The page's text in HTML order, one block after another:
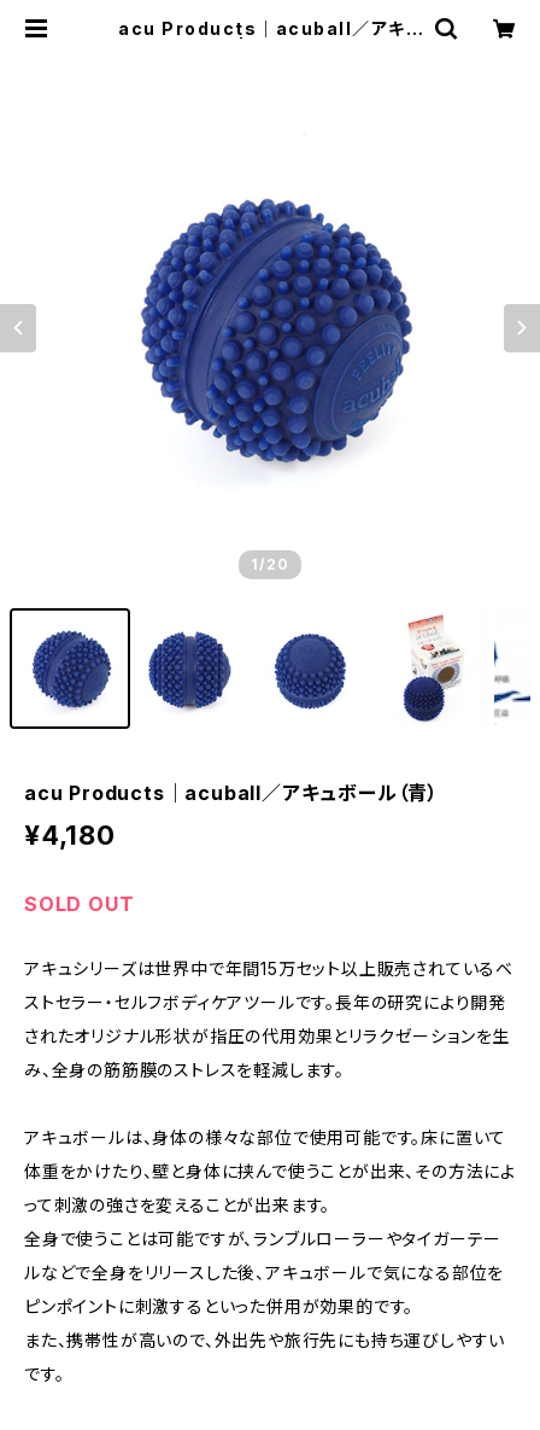
acu Products｜acuball／アキュ
1 /20
acu Products｜acuball／アキュボール（青）
¥4,180
SOLD OUT
アキュシリーズは世界中で年間15万セット以上販売されているベ
ストセラー・セルフボディケアツールです。長年の研究により開発
されたオリジナル形状が指圧の代用効果とリラクゼーションを生
み、全身の筋筋膜のストレスを軽減します。
アキュボールは、身体の様々な部位で使用可能です。床に置いて
体重をかけたり、壁と身体に挟んで使うことが出来、その方法によ
って刺激の強さを変えることが出来ます。
全身で使うことは可能ですが、ランブルローラーやタイガーテー
ルなどで全身をリリースした後、アキュボールで気になる部位を
ピンポイントに刺激するといった併用が効果的です。
また、携帯性が高いので、外出先や旅行先にも持ち運びしやすい
です。